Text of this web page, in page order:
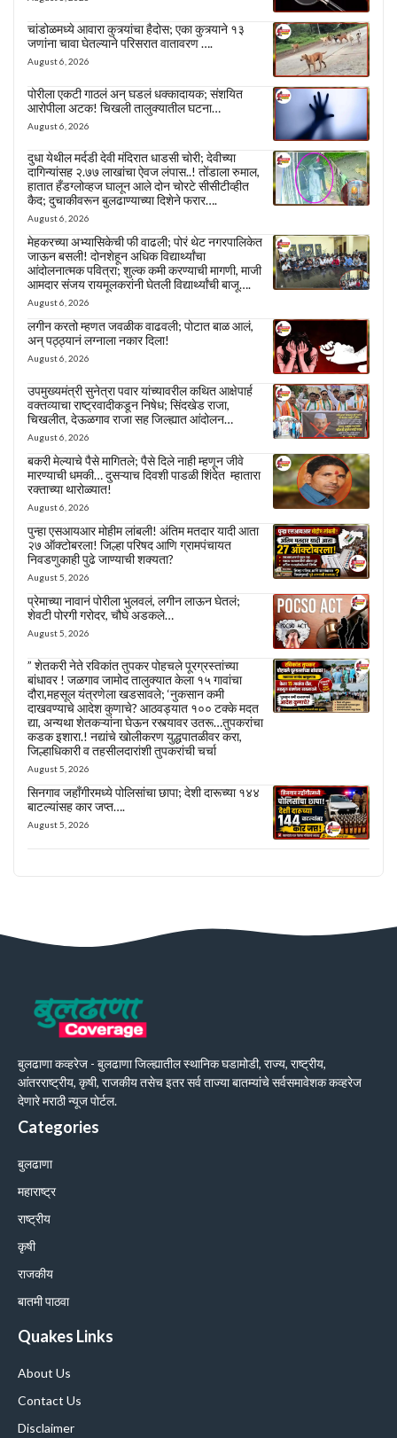
चांडोळमध्ये आवारा कुत्र्यांचा हैदोस; एका कुत्र्याने १३
जणांना चावा घेतल्याने परिसरात वातावरण ….
August 6, 2026
पोरीला एकटी गाठलं अन् घडलं धक्कादायक; संशयित
आरोपीला अटक! चिखली तालुक्यातील घटना…
August 6, 2026
दुधा येथील मर्दडी देवी मंदिरात धाडसी चोरी; देवीच्या
दागिन्यांसह २.७७ लाखांचा ऐवज लंपास..! तोंडाला रुमाल,
हातात हँडग्लोव्हज घालून आले दोन चोरटे सीसीटीव्हीत
कैद; दुचाकीवरून बुलढाण्याच्या दिशेने फरार….
August 6, 2026
मेहकरच्या अभ्यासिकेची फी वाढली; पोरं थेट नगरपालिकेत
जाऊन बसली! दोनशेहून अधिक विद्यार्थ्यांचा
आंदोलनात्मक पवित्रा; शुल्क कमी करण्याची मागणी, माजी
आमदार संजय रायमूलकरांनी घेतली विद्यार्थ्यांची बाजू….
August 6, 2026
लगीन करतो म्हणत जवळीक वाढवली; पोटात बाळ आलं,
अन् पठ्ठ्यानं लग्नाला नकार दिला!
August 6, 2026
उपमुख्यमंत्री सुनेत्रा पवार यांच्यावरील कथित आक्षेपार्ह
वक्तव्याचा राष्ट्रवादीकडून निषेध; सिंदखेड राजा,
चिखलीत, देऊळगाव राजा सह जिल्ह्यात आंदोलन…
August 6, 2026
बकरी मेल्याचे पैसे मागितले; पैसे दिले नाही म्हणून जीवे
मारण्याची धमकी… दुसऱ्याच दिवशी पाडळी शिंदेत म्हातारा
रक्ताच्या थारोळ्यात!
August 6, 2026
पुन्हा एसआयआर मोहीम लांबली! अंतिम मतदार यादी आता
२७ ऑक्टोबरला! जिल्हा परिषद आणि ग्रामपंचायत
निवडणुकाही पुढे जाण्याची शक्यता?
August 5, 2026
प्रेमाच्या नावानं पोरीला भुलवलं, लगीन लाऊन घेतलं;
शेवटी पोरगी गरोदर, चौघे अडकले…
August 5, 2026
” शेतकरी नेते रविकांत तुपकर पोहचले पूरग्रस्तांच्या
बांधावर ! जळगाव जामोद तालुक्यात केला १५ गावांचा
दौरा,महसूल यंत्रणेला खडसावले; ‘नुकसान कमी
दाखवण्याचे आदेश कुणाचे? आठवड्यात १०० टक्के मदत
द्या, अन्यथा शेतकऱ्यांना घेऊन रस्त्यावर उतरू…तुपकरांचा
कडक इशारा.! नद्यांचे खोलीकरण युद्धपातळीवर करा,
जिल्हाधिकारी व तहसीलदारांशी तुपकरांची चर्चा
August 5, 2026
सिनगाव जहाँगीरमध्ये पोलिसांचा छापा; देशी दारूच्या १४४
बाटल्यांसह कार जप्त….
August 5, 2026
बुलढाणा कव्हरेज - बुलढाणा जिल्ह्यातील स्थानिक घडामोडी, राज्य, राष्ट्रीय,
आंतरराष्ट्रीय, कृषी, राजकीय तसेच इतर सर्व ताज्या बातम्यांचे सर्वसमावेशक कव्हरेज
देणारे मराठी न्यूज पोर्टल.
Categories
बुलढाणा
महाराष्ट्र
राष्ट्रीय
कृषी
राजकीय
बातमी पाठवा
Quakes Links
About Us
Contact Us
Disclaimer